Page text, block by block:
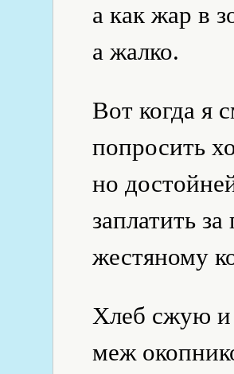
а как жар в
а жалко.
Вот когда я
попросить
но
заплатить
жестяному
Хлеб сжую и
меж